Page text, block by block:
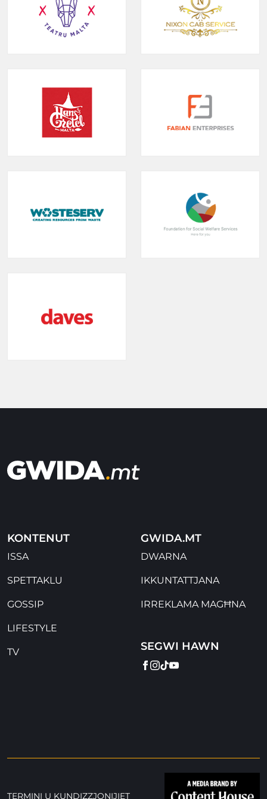
KONTENUT
ISSA
SPETTAKLU
GOSSIP
LIFESTYLE
TV
GWIDA.MT
DWARNA
IKKUNTATTJANA
IRREKLAMA MAGĦNA
SEGWI HAWN
FACEBOOK
INSTAGRAM
TIKTOK
YOUTUBE
TERMINI U KUNDIZZJONIJIET